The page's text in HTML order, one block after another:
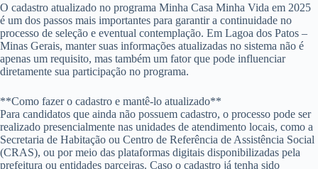
O cadastro atualizado no programa Minha Casa Minha Vida em 2025
é um dos passos mais importantes para garantir a continuidade no
processo de seleção e eventual contemplação. Em Lagoa dos Patos –
Minas Gerais, manter suas informações atualizadas no sistema não é
apenas um requisito, mas também um fator que pode influenciar
diretamente sua participação no programa.
**Como fazer o cadastro e mantê-lo atualizado**
Para candidatos que ainda não possuem cadastro, o processo pode ser
realizado presencialmente nas unidades de atendimento locais, como a
Secretaria de Habitação ou Centro de Referência de Assistência Social
(CRAS), ou por meio das plataformas digitais disponibilizadas pela
prefeitura ou entidades parceiras. Caso o cadastro já tenha sido